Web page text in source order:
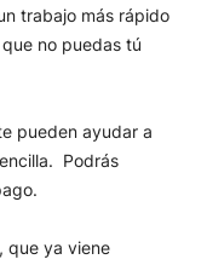
trabajo más rápido
no puedas tú
pueden ayudar a
Podrás
, que ya viene